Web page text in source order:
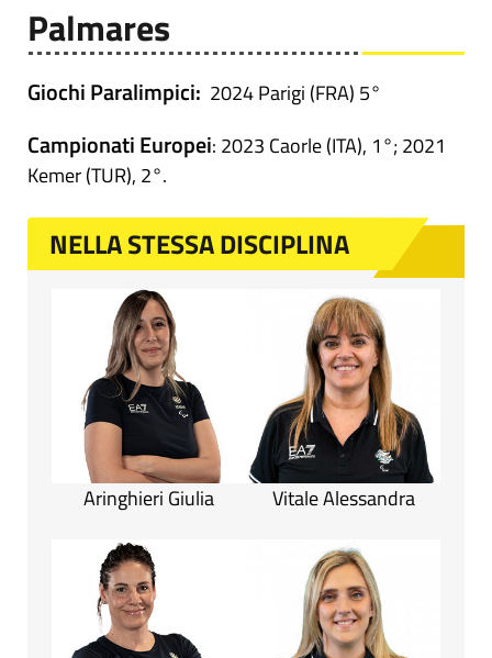
Palmares
Giochi Paralimpici: 2024 Parigi (FRA) 5°
Campionati Europei: 2023 Caorle (ITA), 1°; 2021
Kemer (TUR), 2°.
NELLA STESSA DISCIPLINA
Aringhieri Giulia Vitale Alessandra